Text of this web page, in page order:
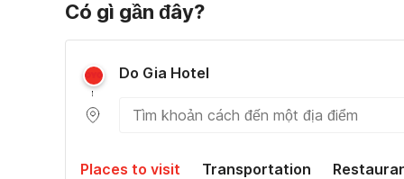
Có gì gần đây?
Do Gia Hotel
Places to visit Transportation